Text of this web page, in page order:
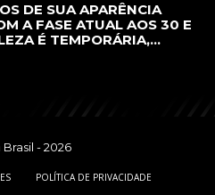
DE SUA APARÊNCIA
A FASE ATUAL AOS 30 E
É TEMPORÁRIA,...
- 2026
POLÍTICA DE PRIVACIDADE